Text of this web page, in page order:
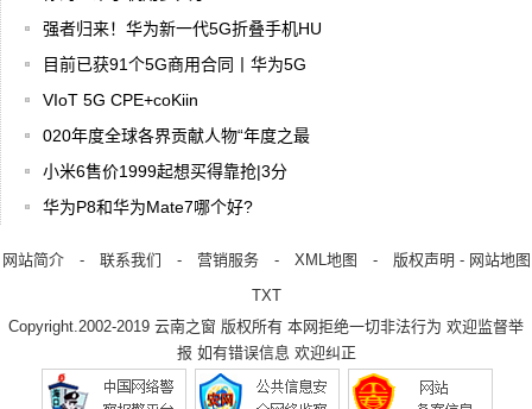
强者归来！华为新一代5G折叠手机HU
目前已获91个5G商用合同丨华为5G
VIoT 5G CPE+coKiin
020年度全球各界贡献人物“年度之最
小米6售价1999起想买得靠抢|3分
华为P8和华为Mate7哪个好?
网站简介- 联系我们 - 营销服务- XML地图 - 版权声明 - 网站地图
TXT
Copyright.2002-2019 云南之窗 版权所有 本网拒绝一切非法行为 欢迎监督举
报 如有错误信息 欢迎纠正